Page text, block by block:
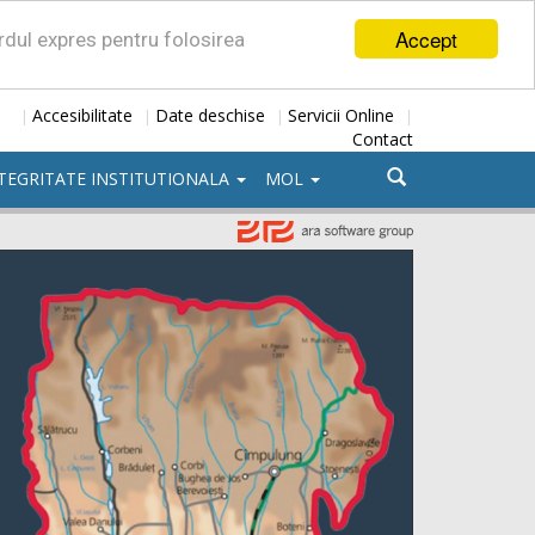
Accept
expres pentru folosirea
| Accesibilitate | Date deschise | Servicii Online |
Contact
INSTITUTIONALA MOL